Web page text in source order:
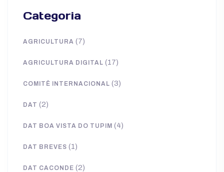
Categoria
AGRICULTURA (7)
AGRICULTURA DIGITAL (17)
COMITÊ INTERNACIONAL (3)
DAT (2)
DAT BOA VISTA DO TUPIM (4)
DAT BREVES (1)
DAT CACONDE (2)